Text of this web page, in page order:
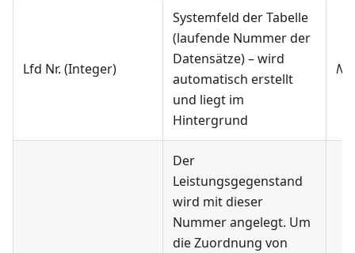
Lfd Nr. (Integer)
Systemfeld der Tabelle
(laufende Nummer der
Datensätze) – wird
automatisch erstellt
und liegt im
Hintergrund
Nie
Der
Leistungsgegenstand
wird mit dieser
Nummer angelegt. Um
die Zuordnung von